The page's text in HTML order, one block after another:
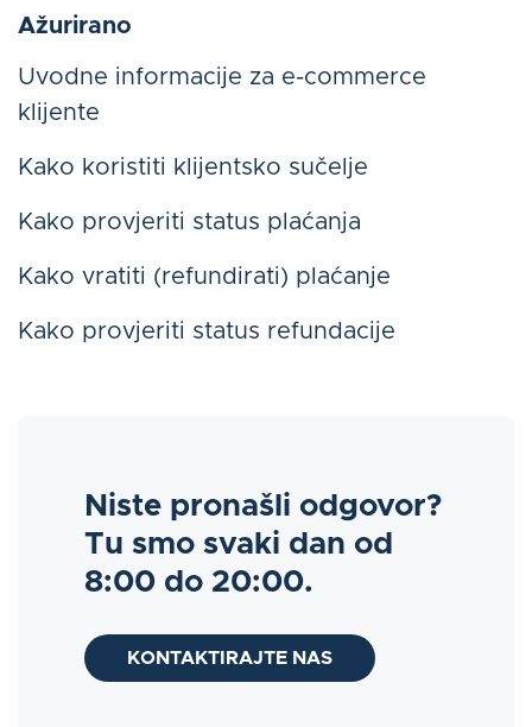
Ažurirano
Uvodne informacije za e-commerce
klijente
Kako koristiti klijentsko sučelje
Kako provjeriti status plaćanja
Kako vratiti (refundirati) plaćanje
Kako provjeriti status refundacije
Niste pronašli odgovor?
Tu smo svaki dan od
8:00 do 20:00.
KONTAKTIRAJTE NAS